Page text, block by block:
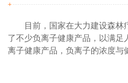
+
目前，国家在大力建设森
了不少负离子健康产品，以满
离子健康产品，负离子的浓度与